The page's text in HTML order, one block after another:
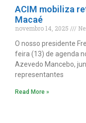
ACIM mobiliza
Macaé
novembro 14, 2025
O nosso presidente
feira (13) de agenda
Azevedo Mancebo,
representantes
Read More »